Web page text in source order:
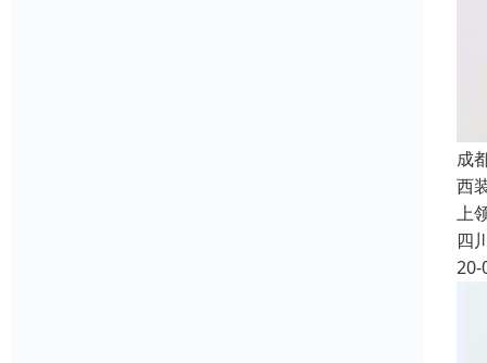
成
西
上
四
20-